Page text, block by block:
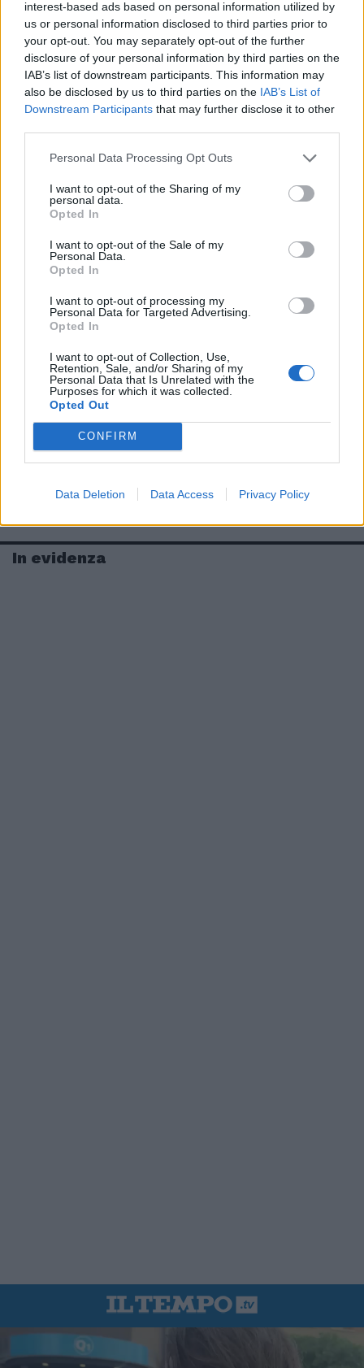
interest-based ads based on personal information utilized by
us or personal information disclosed to third parties prior to
your opt-out. You may separately opt-out of the further
disclosure of your personal information by third parties on the
IAB’s list of downstream participants. This information may
also be disclosed by us to third parties on the IAB’s List of
Downstream Participants that may further disclose it to other
Personal Data Processing Opt Outs
I want to opt-out of the Sharing of my
personal data.
Opted In
I want to opt-out of the Sale of my
Personal Data.
Opted In
I want to opt-out of processing my
Personal Data for Targeted Advertising.
Opted In
I want to opt-out of Collection, Use,
Retention, Sale, and/or Sharing of my
Personal Data that Is Unrelated with the
Purposes for which it was collected.
Opted Out
CONFIRM
Data Deletion Data Access Privacy Policy
In evidenza